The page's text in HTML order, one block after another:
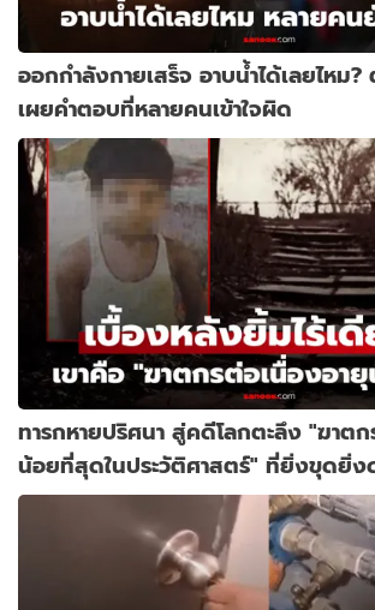
ออกกำลังกายเสร็จ อาบน้ำได้เลยไหม
เผยคำตอบที่หลายคนเข้าใจผิด
ทารกหายปริศนา สู่คดีโลกตะลึง "ฆาต
น้อยที่สุดในประวัติศาสตร์" ที่ยิ่งขุดยิ่ง